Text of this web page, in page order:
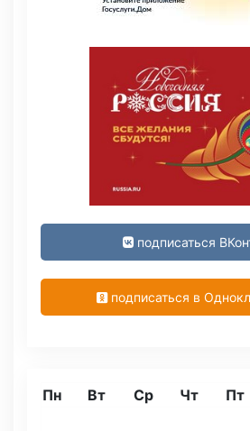
подписаться
подписаться в
Пн Вт Ср Чт Пт